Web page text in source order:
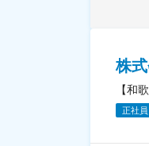
株
【和
正社員